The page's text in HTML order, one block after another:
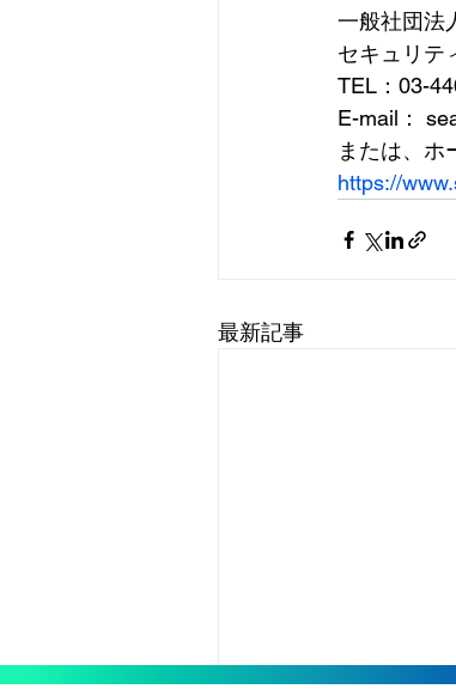
一般社団法
セキュリテ
TEL：03-
E-mail：
または、ホ
https://
最新記事